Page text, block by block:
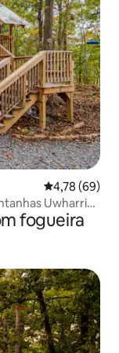
4,78 de uma
4,78 (69)
Uwharrie
fogueira